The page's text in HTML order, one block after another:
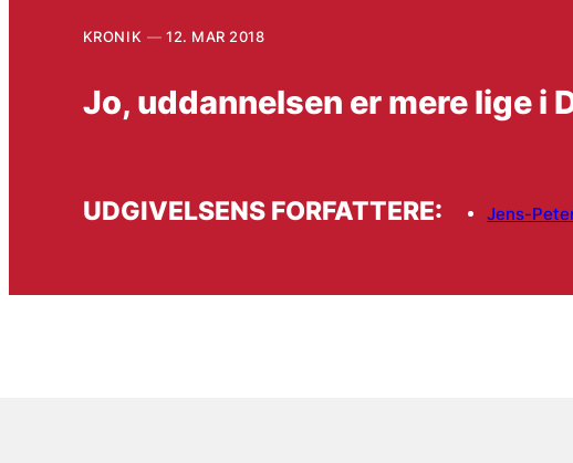
KRONIK 12. MAR 2018
Jo, uddannelsen er mere lige i
UDGIVELSENS FORFATTERE: Jens-